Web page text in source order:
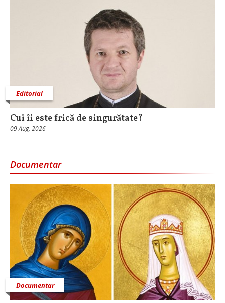
Editorial
Cui îi este frică de singurătate?
09 Aug, 2026
Documentar
Documentar